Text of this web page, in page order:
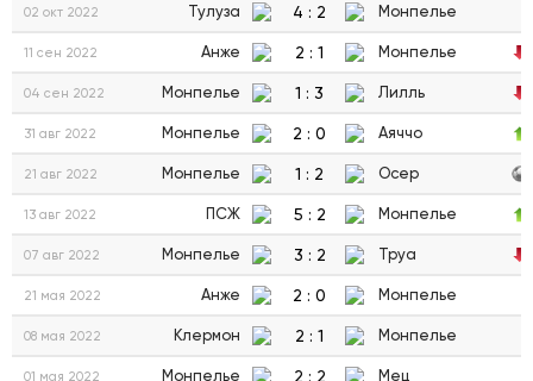
02 окт 2022 Тулуза 4 : 2 Монпелье
11 сен 2022 Анже 2 : 1 Монпелье
04 сен 2022 Монпелье 1 : 3 Лилль
31 авг 2022 Монпелье 2 : 0 Аяччо
21 авг 2022 Монпелье 1 : 2 Осер
13 авг 2022 ПСЖ 5 : 2 Монпелье
07 авг 2022 Монпелье 3 : 2 Труа
21 мая 2022 Анже 2 : 0 Монпелье
08 мая 2022 Клермон 2 : 1 Монпелье
01 мая 2022 Монпелье 2 : 2 Мец